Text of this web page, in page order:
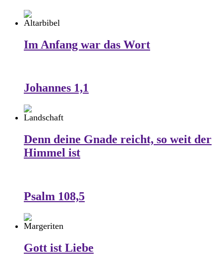
Im Anfang war das Wort
Johannes 1,1
Denn deine Gnade reicht, so weit der
Himmel ist
Psalm 108,5
Gott ist Liebe